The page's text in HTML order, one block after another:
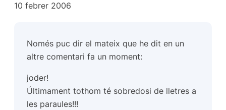
10 febrer 2006
Només puc dir el mateix que he dit en un
altre comentari fa un moment:
joder!
Últimament tothom té sobredosi de lletres a
les paraules!!!